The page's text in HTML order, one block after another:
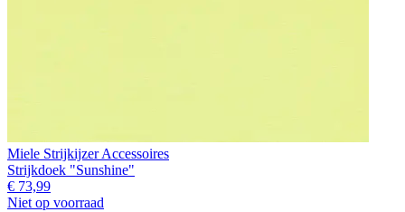
Miele Strijkijzer Accessoires
Strijkdoek "Sunshine"
€ 73,99
Niet op voorraad